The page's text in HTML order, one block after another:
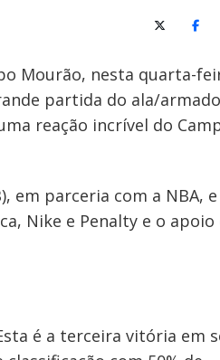
X (Twitter)
Mourão, nesta quarta-
partida do ala/
reação incrível do
em parceria com a NBA, e
Nike e Penalty e o apoio
é a terceira vitória em